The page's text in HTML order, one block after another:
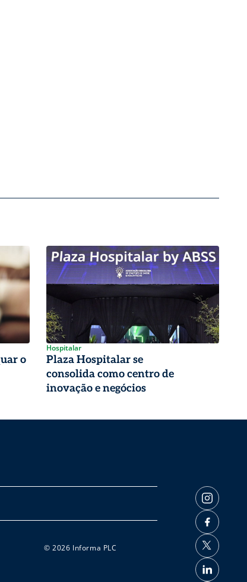
o
Hospitalar
Plaza Hospitalar se
consolida como centro de
inovação e negócios
© 2026 Informa PLC